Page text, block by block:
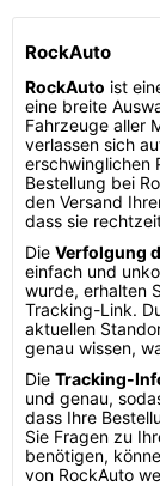
RockAuto
RockAuto ist
eine breite
Fahrzeuge aller
verlassen sich
erschwinglichen
Bestellung bei
den Versand
dass sie
Die Verfolgung
einfach und
wurde, erhalten
Tracking-Link.
aktuellen
genau wissen,
Die Tracking-
und genau,
dass Ihre
Sie Fragen zu
benötigen,
von RockAuto